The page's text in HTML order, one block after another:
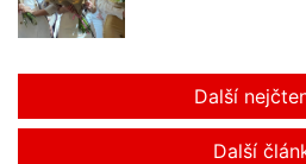
Další
Další